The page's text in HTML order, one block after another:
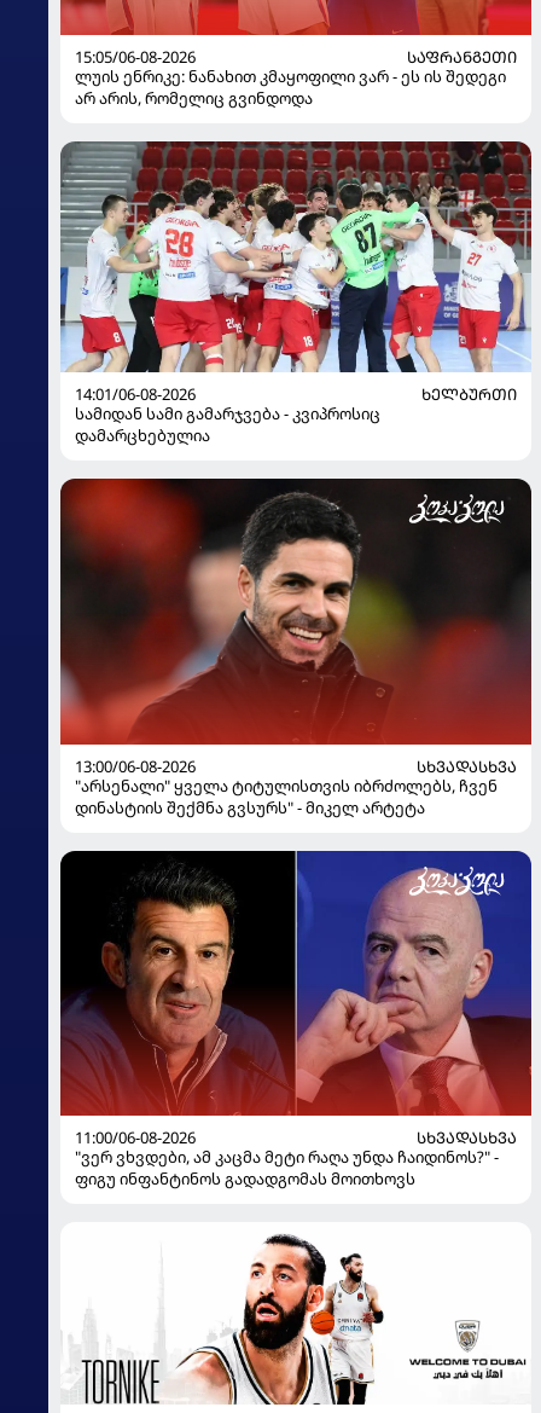
15:05/06-08-2026
ᲡᲐᲤᲠᲐᲜᲒᲔᲗᲘ
ლუის ენრიკე: ნანახით კმაყოფილი ვარ - ეს ის შედეგი
არ არის, რომელიც გვინდოდა
14:01/06-08-2026
ᲮᲔᲚᲑᲣᲠᲗᲘ
სამიდან სამი გამარჯვება - კვიპროსიც
დამარცხებულია
13:00/06-08-2026
ᲡᲮᲕᲐᲓᲐᲡᲮᲕᲐ
"არსენალი" ყველა ტიტულისთვის იბრძოლებს, ჩვენ
დინასტიის შექმნა გვსურს" - მიკელ არტეტა
11:00/06-08-2026
ᲡᲮᲕᲐᲓᲐᲡᲮᲕᲐ
"ვერ ვხვდები, ამ კაცმა მეტი რაღა უნდა ჩაიდინოს?" -
ფიგუ ინფანტინოს გადადგომას მოითხოვს